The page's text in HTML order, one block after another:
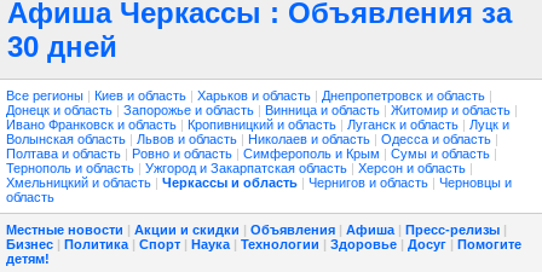
Афиша Черкассы : Объявления за
30 дней
Все регионы | Киев и область | Харьков и область | Днепропетровск и область |
Донецк и область | Запорожье и область | Винница и область | Житомир и область |
Ивано Франковск и область | Кропивницкий и область | Луганск и область | Луцк и
Волынская область | Львов и область | Николаев и область | Одесса и область |
Полтава и область | Ровно и область | Симферополь и Крым | Сумы и область |
Тернополь и область | Ужгород и Закарпатская область | Херсон и область |
Хмельницкий и область | Черкассы и область | Чернигов и область | Черновцы и
область
Местные новости | Акции и скидки | Объявления | Афиша | Пресс-релизы |
Бизнес | Политика | Спорт | Наука | Технологии | Здоровье | Досуг | Помогите
детям!